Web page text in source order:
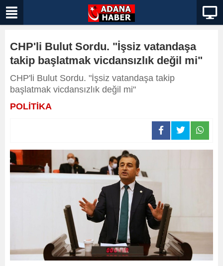
CHP'li Bulut Sordu. "İşsiz vatandaşa
takip başlatmak vicdansızlık değil mi"
CHP'li Bulut Sordu. "İşsiz vatandaşa takip
başlatmak vicdansızlık değil mi"
POLİTİKA